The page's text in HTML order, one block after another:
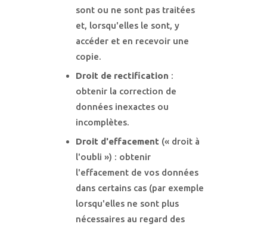
sont ou ne sont pas traitées
et, lorsqu'elles le sont, y
accéder et en recevoir une
copie.
Droit de rectification :
obtenir la correction de
données inexactes ou
incomplètes.
Droit d'effacement (« droit à
l'oubli ») : obtenir
l'effacement de vos données
dans certains cas (par exemple
lorsqu'elles ne sont plus
nécessaires au regard des